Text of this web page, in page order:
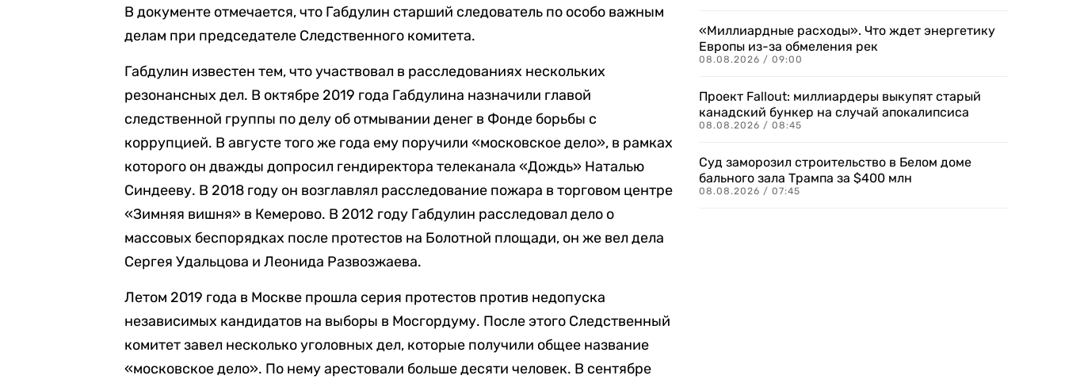
В документе отмечается, что Габдулин старший следователь по особо важным
делам при председателе Следственного комитета.
Габдулин известен тем, что участвовал в расследованиях нескольких
резонансных дел. В октябре 2019 года Габдулина назначили главой
следственной группы по делу об отмывании денег в Фонде борьбы с
коррупцией. В августе того же года ему поручили «московское дело», в рамках
которого он дважды допросил гендиректора телеканала «Дождь» Наталью
Синдееву. В 2018 году он возглавлял расследование пожара в торговом центре
«Зимняя вишня» в Кемерово. В 2012 году Габдулин расследовал дело о
массовых беспорядках после протестов на Болотной площади, он же вел дела
Сергея Удальцова и Леонида Развозжаева.
Летом 2019 года в Москве прошла серия протестов против недопуска
независимых кандидатов на выборы в Мосгордуму. После этого Следственный
комитет завел несколько уголовных дел, которые получили общее название
«московское дело». По нему арестовали больше десяти человек. В сентябре
«Миллиардные расходы». Что ждет энергетику
Европы из-за обмеления рек
08.08.2026 / 09:00
Проект Fallout: миллиардеры выкупят старый
канадский бункер на случай апокалипсиса
08.08.2026 / 08:45
Суд заморозил строительство в Белом доме
бального зала Трампа за $400 млн
08.08.2026 / 07:45